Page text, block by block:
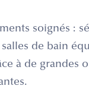
soignés :
de bain
à de grandes